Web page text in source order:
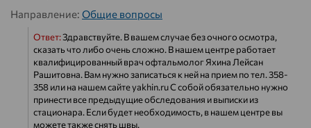
Направление: Общие вопросы
Ответ:Здравствуйте. В вашем случае без очного осмотра,
сказать что либо очень сложно. В нашем центре работает
квалифицированный врач офтальмолог Яхина Лейсан
Рашитовна. Вам нужно записаться к ней на прием по тел. 358-
358 или на нашем сайте yakhin.ru С собой обязательно нужно
принести все предыдущие обследования и выписки из
стационара. Если будет необходимость, в нашем центре вы
можете также снять швы.